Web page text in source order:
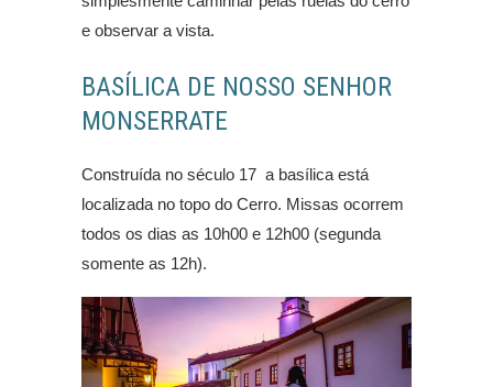
e observar a vista.
BASÍLICA DE NOSSO SENHOR
MONSERRATE
Construída no século 17 a basílica está
localizada no topo do Cerro. Missas ocorrem
todos os dias as 10h00 e 12h00 (segunda
somente as 12h).